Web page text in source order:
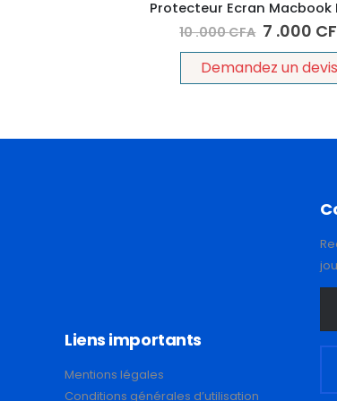
10 .000CFA 7 .000
Demandez un devis
Liens importants
Mentions légales
Conditions générales d’utilisation